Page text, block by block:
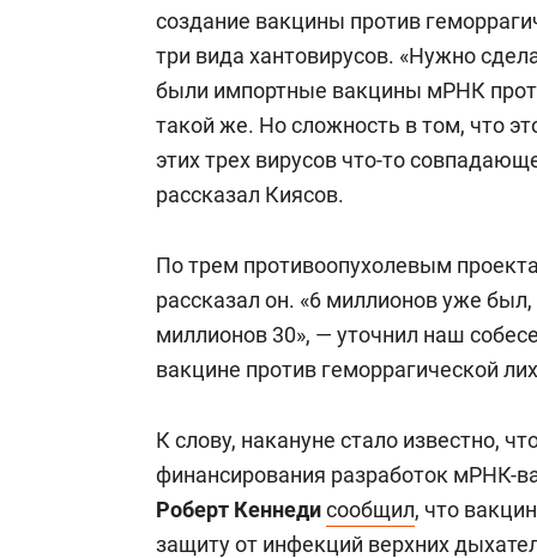
создание вакцины против
три вида хантовирусов. «Нужно
были импортные вакцины мРНК
такой же. Но сложность в том, что
этих трех вирусов что-то
рассказал Киясов.
По трем противоопухолевым
рассказал он. «6 миллионов уже
миллионов 30», — уточнил наш
вакцине против геморрагической
К слову, накануне стало известно,
финансирования разработок мРНК-
Роберт Кеннедисообщил, что
защиту от инфекций верхних